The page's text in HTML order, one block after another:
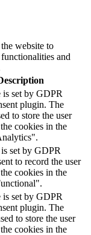
website to
and
set by GDPR
plugin. The
to store the user
cookies in the
set by GDPR
to record the user
cookies in the
set by GDPR
plugin. The
to store the user
cookies in the